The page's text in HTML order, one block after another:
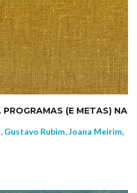
(E METAS) NA
Rubim, Joana Meirim,